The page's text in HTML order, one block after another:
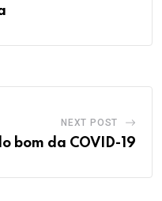
NEXT POST
bom da COVID-19